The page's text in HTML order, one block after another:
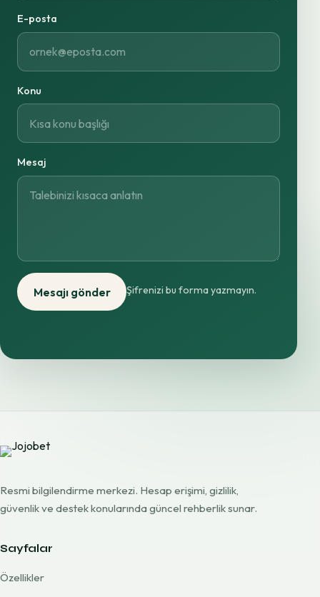
E-posta
Konu
Mesaj
Mesajı gönder Şifrenizi bu forma yazmayın.
Resmi bilgilendirme merkezi. Hesap erişimi, gizlilik,
güvenlik ve destek konularında güncel rehberlik sunar.
Sayfalar
Özellikler